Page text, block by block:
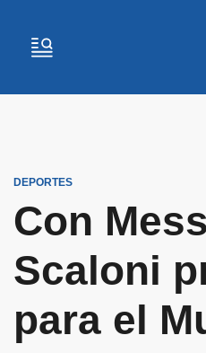
DEPORTES
Con
Scaloni
para el